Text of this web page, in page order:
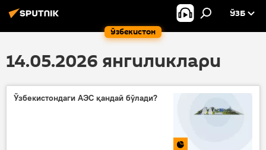
Ўзбекистон
ЎЗБ
14.05.2026 янгиликлари
Ўзбекистондаги АЭС қандай бўлади?